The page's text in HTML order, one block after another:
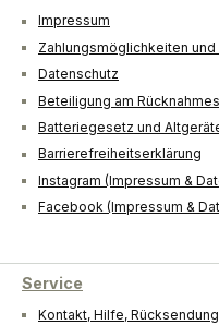
Impressum
Zahlungsmöglichkeiten
Datenschutz
Beteiligung am
Batteriegesetz und
Barrierefreiheitserklärung
Instagram (Impressum &
Facebook (Impressum &
Service
Kontakt, Hilfe, Rücksendung